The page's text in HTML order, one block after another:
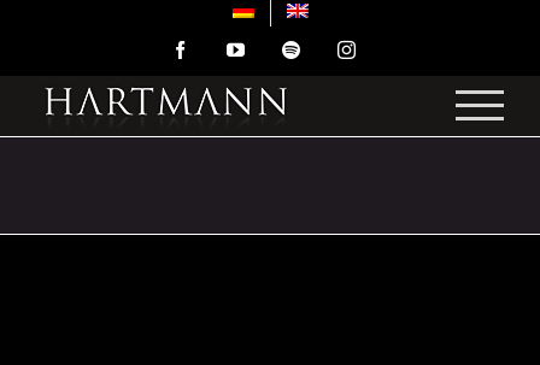
FacebookYouTubeSpotifyInstagram